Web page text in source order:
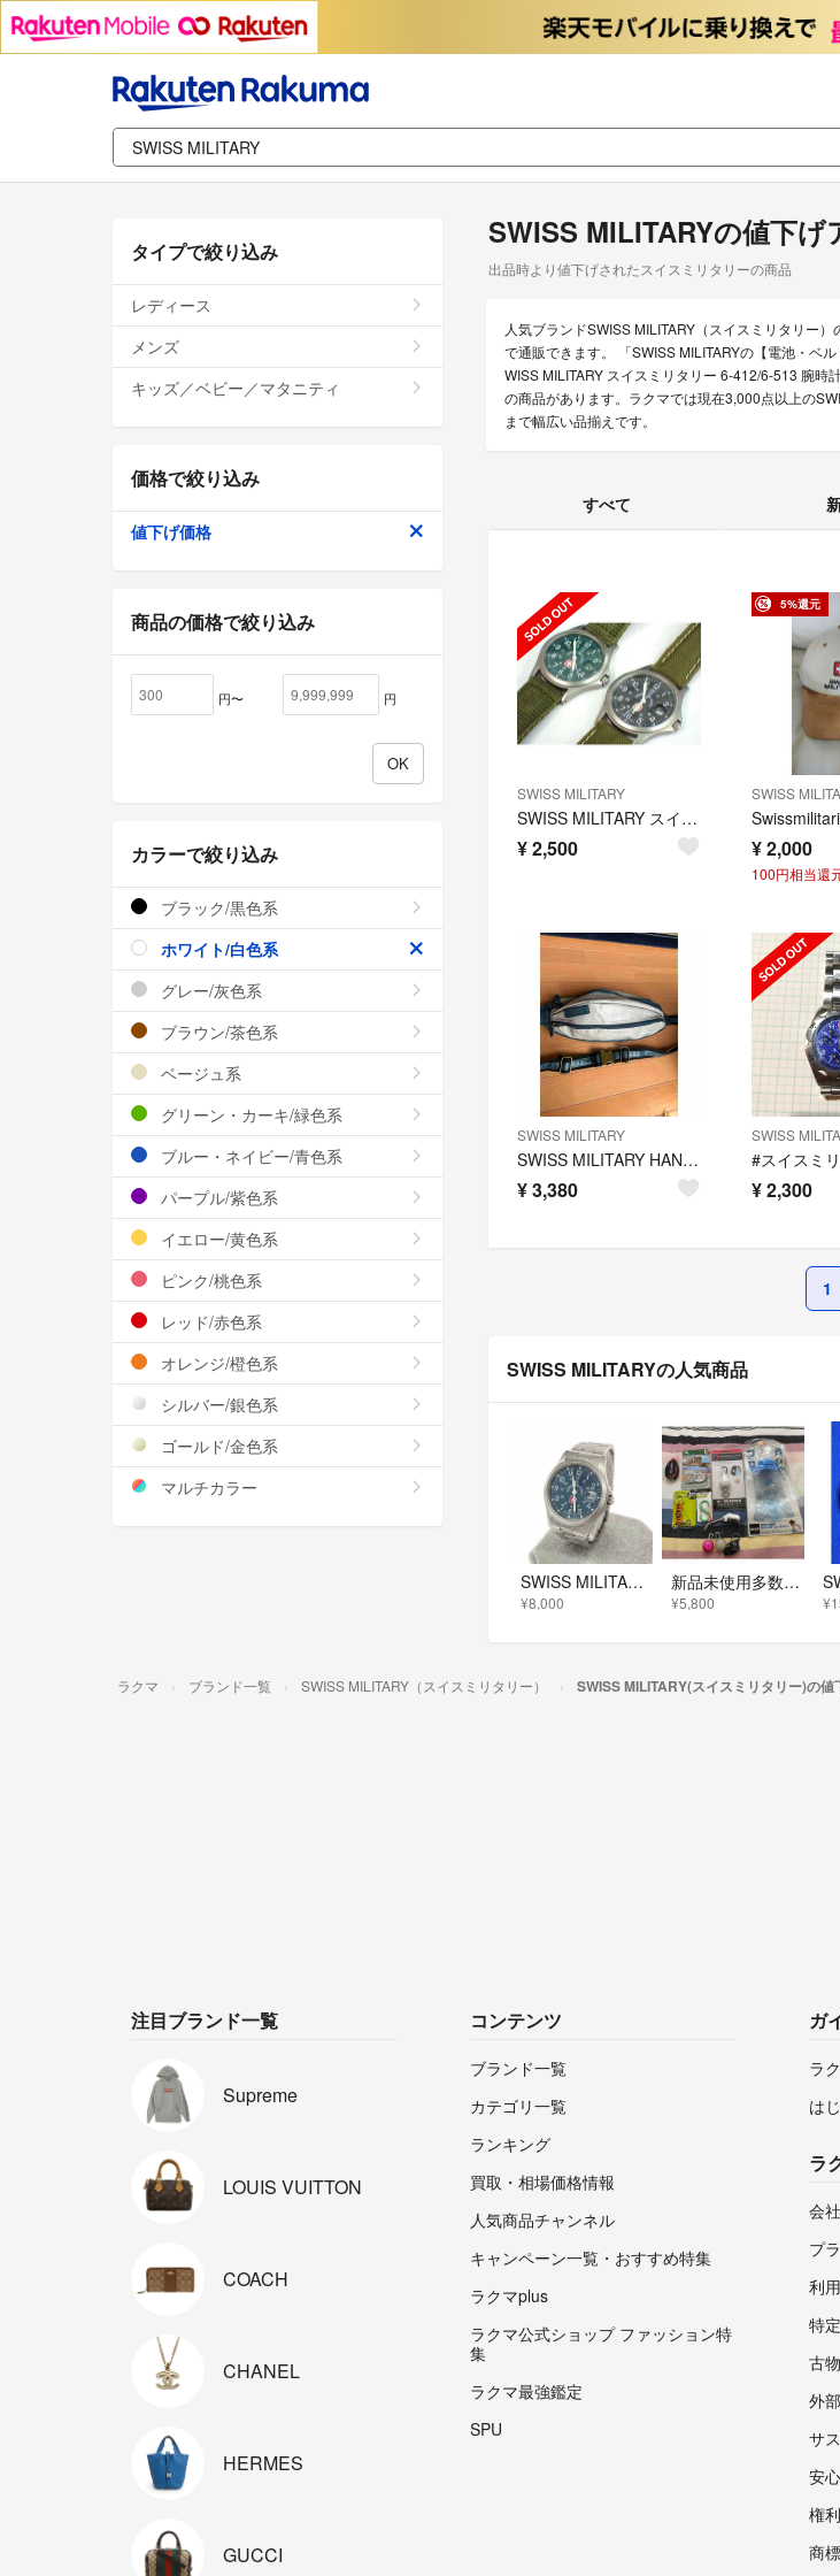
SWISS MILITARYの値下げ
出品時より値下げされたスイスミリタリーの商品
人気ブランドSWISS MILITARY（スイスミリタリー
で通販できます。 「SWISS MILITARYの【電池・
WISS MILITARY スイスミリタリー 6-412/6-513 腕時
の商品があります。ラクマでは現在3,000点以上の
まで幅広い品揃えです。
すべて
SWISS MILITARY
SWISS MILITARY スイスミリタリー 6-412/6-513 腕時計
¥2,500
5%還元
SWISS
¥2,000
100円相当還
SWISS MILITARY
SWISS MILITARY HANOIWA ボディバッグ
¥3,380
SWISS
¥2,300
1
SWISS MILITARYの人気商品
SWISS MILITARY スイスミリタリー ミリタリーウォッチ 腕時計 クォーツ/SS/ 6-413/6-513/ハノワ シルバーカラー レディース / 240001203119
¥8,000
新品未使用多数セット 防災用品 キャンピング キャンプ 防犯 スイステック
¥5,800
タイプで絞り込み
レディース
メンズ
キッズ／ベビー／マタニティ
価格で絞り込み
値下げ価格
商品の価格で絞り込み
円〜 円
カラーで絞り込み
ブラック/黒色系
ホワイト/白色系
グレー/灰色系
ブラウン/茶色系
ベージュ系
グリーン・カーキ/緑色系
ブルー・ネイビー/青色系
パープル/紫色系
イエロー/黄色系
ピンク/桃色系
レッド/赤色系
オレンジ/橙色系
シルバー/銀色系
ゴールド/金色系
マルチカラー
ラクマ ブランド一覧 SWISS MILITARY（スイスミリタリー） SWISS MILITARY(スイスミリタリー)の値
注目ブランド一覧
Supreme
LOUIS VUITTON
COACH
CHANEL
HERMES
GUCCI
コンテンツ
ブランド一覧
カテゴリ一覧
ランキング
買取・相場価格情報
人気商品チャンネル
キャンペーン一覧・おすすめ特集
ラクマplus
ラクマ公式ショップ ファッション特
集
ラクマ最強鑑定
SPU
ガ
ラ
は
ラ
会
プ
利
特
古
外
サ
安
権
商